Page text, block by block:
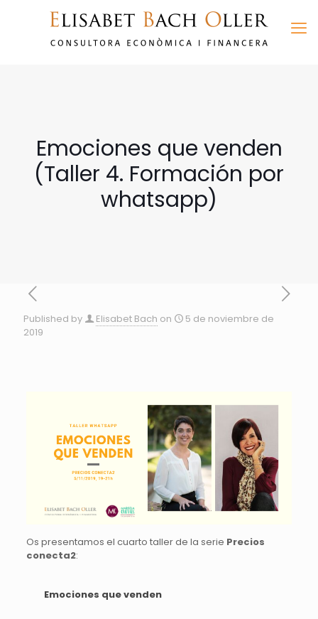
Emociones que venden
(Taller 4. Formación por
whatsapp)
Published by Elisabet Bach on
5 de noviembre de
2019
Os presentamos el cuarto taller de la serie Precios
conecta2:
Emociones que venden